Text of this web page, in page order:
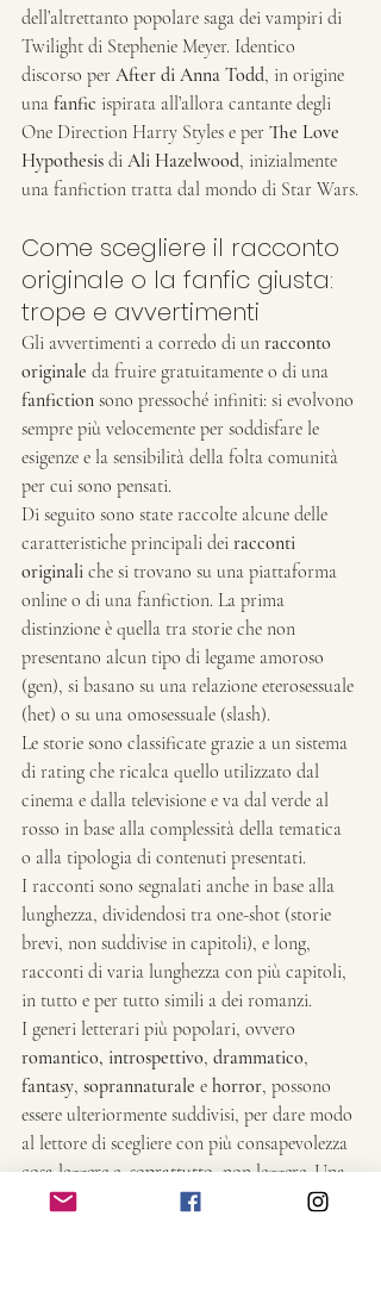
dell’altrettanto popolare saga dei vampiri di
Twilight di Stephenie Meyer. Identico
discorso per After di Anna Todd, in origine
una fanfic ispirata all’allora cantante degli
One Direction Harry Styles e per The Love
Hypothesis di Ali Hazelwood, inizialmente
una fanfiction tratta dal mondo di Star Wars.
Come scegliere il racconto
originale o la fanfic giusta:
trope e avvertimenti
Gli avvertimenti a corredo di un racconto
originale da fruire gratuitamente o di una
fanfiction sono pressoché infiniti: si evolvono
sempre più velocemente per soddisfare le
esigenze e la sensibilità della folta comunità
per cui sono pensati.
Di seguito sono state raccolte alcune delle
caratteristiche principali dei racconti
originali che si trovano su una piattaforma
online o di una fanfiction. La prima
distinzione è quella tra storie che non
presentano alcun tipo di legame amoroso
(gen), si basano su una relazione eterosessuale
(het) o su una omosessuale (slash).
Le storie sono classificate grazie a un sistema
di rating che ricalca quello utilizzato dal
cinema e dalla televisione e va dal verde al
rosso in base alla complessità della tematica
o alla tipologia di contenuti presentati.
I racconti sono segnalati anche in base alla
lunghezza, dividendosi tra one-shot (storie
brevi, non suddivise in capitoli), e long,
racconti di varia lunghezza con più capitoli,
in tutto e per tutto simili a dei romanzi.
I generi letterari più popolari, ovvero
romantico, introspettivo, drammatico,
fantasy, soprannaturale e horror, possono
essere ulteriormente suddivisi, per dare modo
al lettore di scegliere con più consapevolezza
cosa leggere e, soprattutto, non leggere. Una
storia romantica leggera e improntata alla